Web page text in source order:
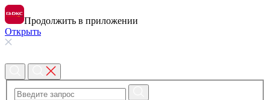
Продолжить в приложении
Открыть